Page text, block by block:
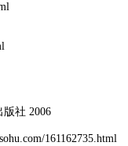
版社 2006
161162735.html